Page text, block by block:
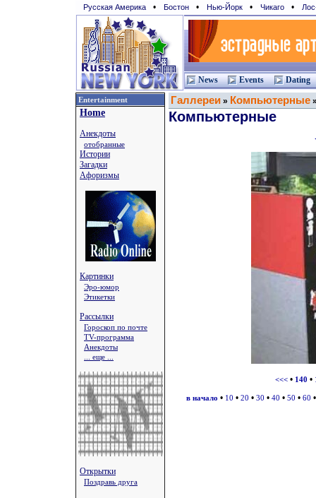
Русская Америка • Бостон • Нью-Йорк • Чикаго •
News Events Dating
Entertainment
Home
Анекдоты
отобранные
Истории
Загадки
Афоризмы
Картинки
Эро-юмор
Этикетки
Рассылки
Гороскоп по почте
TV-программа
Анекдоты
... еще ...
Открытки
Поздравь друга
Галлереи » Компьютерные
Компьютерные
<<< • 140 •
в начало • 10 • 20 • 30 • 40 • 50 • 60